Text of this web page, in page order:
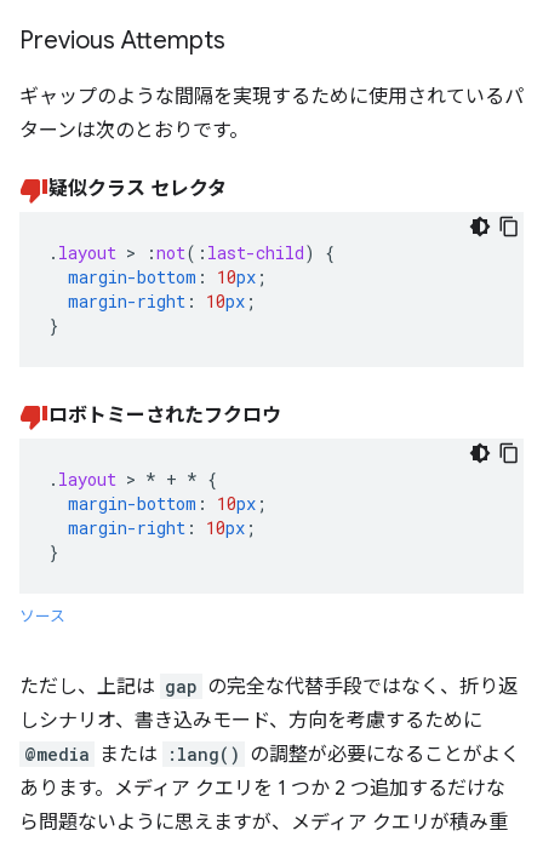
Previous Attempts
ギャップのような間隔を実現するために使用されているパ
ターンは次のとおりです。
疑似クラス セレクタ
. layout > :not( : last-child)
{
margin-bottom : 10px ;
margin-right : 10px ;
}
ロボトミーされたフクロウ
. layout > * + * {
margin-bottom : 10px ;
margin-right : 10px ;
}
ソース
ただし、上記は gap の完全な代替手段ではなく、折り返
しシナリオ、書き込みモード、方向を考慮するために
@media または :lang() の調整が必要になることがよく
あります。メディア クエリを 1 つか 2 つ追加するだけな
ら問題ないように思えますが、メディア クエリが積み重